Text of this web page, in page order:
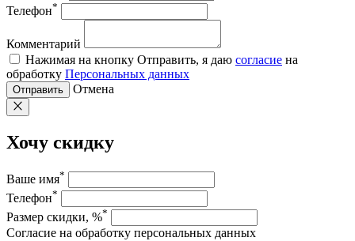
Телефон*
Комментарий
Нажимая на кнопку Отправить, я даю согласие на
обработку Персональных данных
Отправить Отмена
Хочу скидку
Ваше имя*
Телефон*
Размер скидки, %*
Согласие на обработку персональных данных